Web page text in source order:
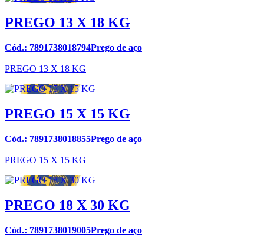
PREGO 13 X 18 KG
Cód.: 7891738018794Prego de aço
PREGO 13 X 18 KG
PREGO 15 X 15 KG
Cód.: 7891738018855Prego de aço
PREGO 15 X 15 KG
PREGO 18 X 30 KG
Cód.: 7891738019005Prego de aço